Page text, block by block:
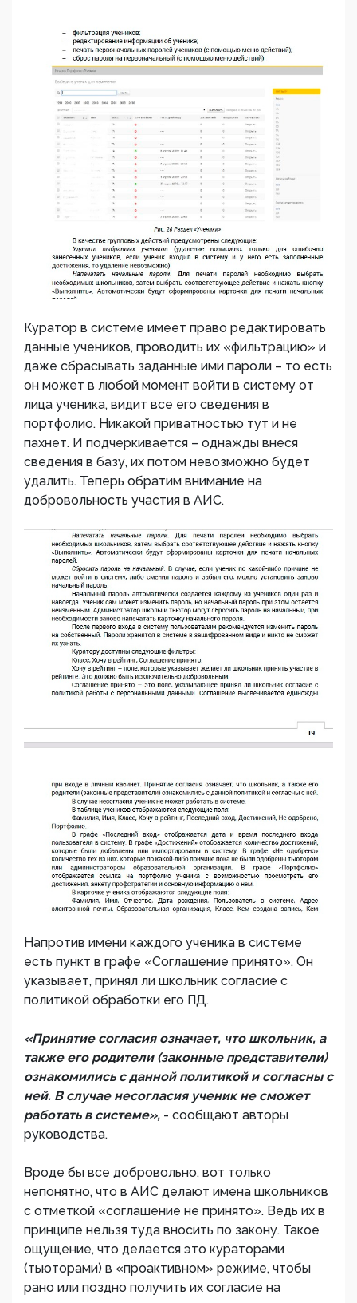
Куратор в системе имеет право редактировать
данные учеников, проводить их «фильтрацию» и
даже сбрасывать заданные ими пароли – то есть
он может в любой момент войти в систему от
лица ученика, видит все его сведения в
портфолио. Никакой приватностью тут и не
пахнет. И подчеркивается – однажды внеся
сведения в базу, их потом невозможно будет
удалить. Теперь обратим внимание на
добровольность участия в АИС.
Напротив имени каждого ученика в системе
есть пункт в графе «Соглашение принято». Он
указывает, принял ли школьник согласие с
политикой обработки его ПД.
«Принятие согласия означает, что школьник, а
также его родители (законные представители)
ознакомились с данной политикой и согласны с
ней. В случае несогласия ученик не сможет
работать в системе», - сообщают авторы
руководства.
Вроде бы все добровольно, вот только
непонятно, что в АИС делают имена школьников
с отметкой «соглашение не принято». Ведь их в
принципе нельзя туда вносить по закону. Такое
ощущение, что делается это кураторами
(тьюторами) в «проактивном» режиме, чтобы
рано или поздно получить их согласие на